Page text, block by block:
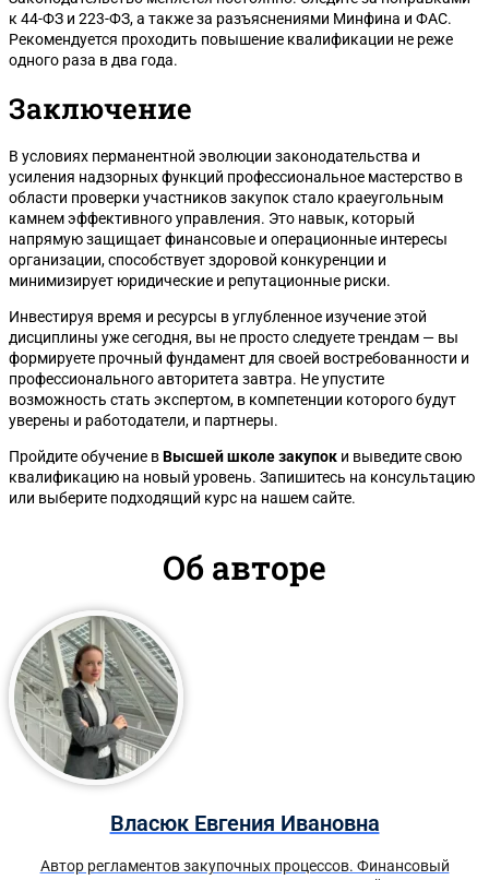
к 44-ФЗ и 223-ФЗ, а также за разъяснениями Минфина и ФАС.
Рекомендуется проходить повышение квалификации не реже
одного раза в два года.
Заключение
В условиях перманентной эволюции законодательства и
усиления надзорных функций профессиональное мастерство в
области проверки участников закупок стало краеугольным
камнем эффективного управления. Это навык, который
напрямую защищает финансовые и операционные интересы
организации, способствует здоровой конкуренции и
минимизирует юридические и репутационные риски.
Инвестируя время и ресурсы в углубленное изучение этой
дисциплины уже сегодня, вы не просто следуете трендам — вы
формируете прочный фундамент для своей востребованности и
профессионального авторитета завтра. Не упустите
возможность стать экспертом, в компетенции которого будут
уверены и работодатели, и партнеры.
Пройдите обучение вВысшей школе закупок и выведите свою
квалификацию на новый уровень. Запишитесь на консультацию
или выберите подходящий курс на нашем сайте.
Об авторе
Власюк Евгения Ивановна
Автор регламентов закупочных процессов. Финансовый